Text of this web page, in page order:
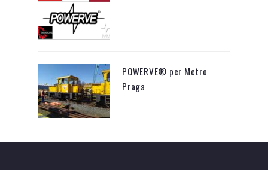
POWERVE® per Metro
Praga